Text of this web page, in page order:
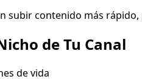
subir contenido más
de Tu Canal
de vida